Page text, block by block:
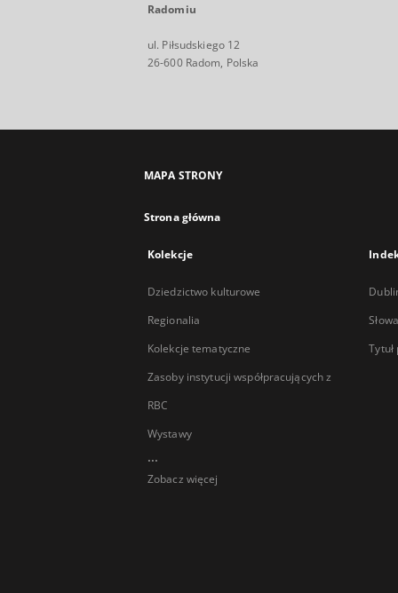
Radomiu
ul. Piłsudskiego 12
26-600 Radom, Polska
MAPA STRONY
Strona główna
Kolekcje
Dziedzictwo kulturowe
Regionalia
Kolekcje tematyczne
Zasoby instytucji współpracujących z
RBC
Wystawy
...
Zobacz więcej